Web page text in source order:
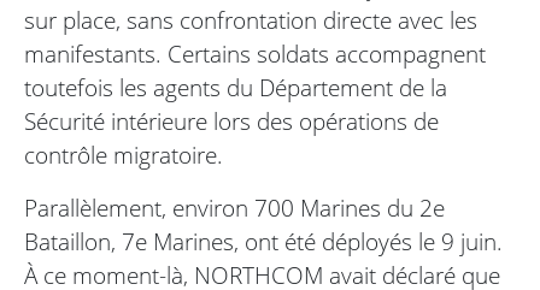
sur place, sans confrontation directe avec les
manifestants. Certains soldats accompagnent
toutefois les agents du Département de la
Sécurité intérieure lors des opérations de
contrôle migratoire.
Parallèlement, environ 700 Marines du 2e
Bataillon, 7e Marines, ont été déployés le 9 juin.
À ce moment-là, NORTHCOM avait déclaré que